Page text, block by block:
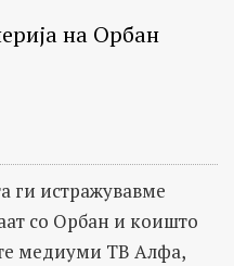
на Орбан
ги истражувавме
со Орбан и коишто
медиуми ТВ Алфа,